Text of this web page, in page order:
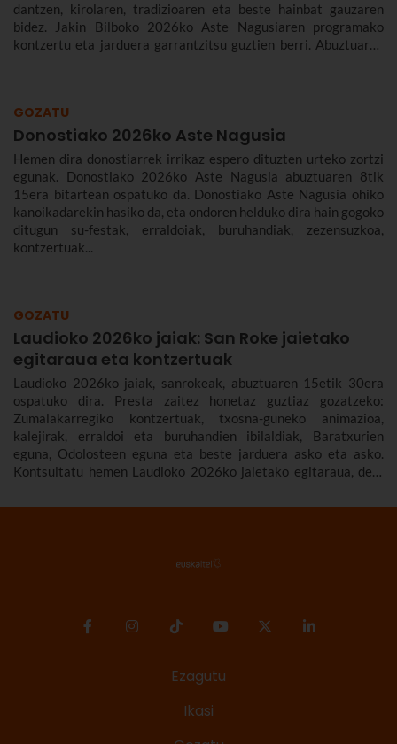
dantzen, kirolaren, tradizioaren eta beste hainbat gauzaren
bidez. Jakin Bilboko 2026ko Aste Nagusiaren programako
kontzertu eta jarduera garrantzitsu guztien berri. Abuztuaren
GOZATU
Donostiako 2026ko Aste Nagusia
Hemen dira donostiarrek irrikaz espero dituzten urteko zortzi
egunak. Donostiako 2026ko Aste Nagusia abuztuaren 8tik
15era bitartean ospatuko da. Donostiako Aste Nagusia ohiko
kanoikadarekin hasiko da, eta ondoren helduko dira hain gogoko
ditugun su-festak, erraldoiak, buruhandiak, zezensuzkoa,
kontzertuak...
GOZATU
Laudioko 2026ko jaiak: San Roke jaietako
egitaraua eta kontzertuak
Laudioko 2026ko jaiak, sanrokeak, abuztuaren 15etik 30era
ospatuko dira. Presta zaitez honetaz guztiaz gozatzeko:
Zumalakarregiko kontzertuak, txosna-guneko animazioa,
kalejirak, erraldoi eta buruhandien ibilaldiak, Baratxurien
eguna, Odolosteen eguna eta beste jarduera asko eta asko.
Kontsultatu hemen Laudioko 2026ko jaietako egitaraua, den-
Ezagutu
Ikasi